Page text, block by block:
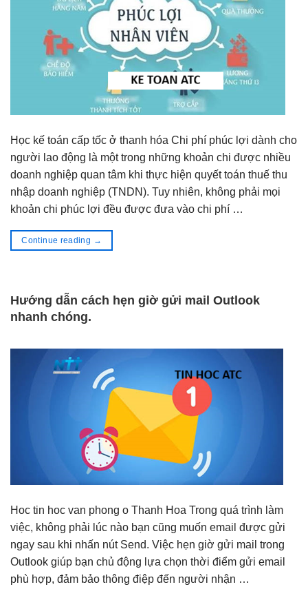
Học kế toán cấp tốc ở thanh hóa Chi phí phúc lợi dành cho
người lao động là một trong những khoản chi được nhiều
doanh nghiệp quan tâm khi thực hiện quyết toán thuế thu
nhập doanh nghiệp (TNDN). Tuy nhiên, không phải mọi
khoản chi phúc lợi đều được đưa vào chi phí …
Continue reading →
Hướng dẫn cách hẹn giờ gửi mail Outlook
nhanh chóng.
Hoc tin hoc van phong o Thanh Hoa Trong quá trình làm
việc, không phải lúc nào bạn cũng muốn email được gửi
ngay sau khi nhấn nút Send. Việc hẹn giờ gửi mail trong
Outlook giúp bạn chủ động lựa chọn thời điểm gửi email
phù hợp, đảm bảo thông điệp đến người nhận …